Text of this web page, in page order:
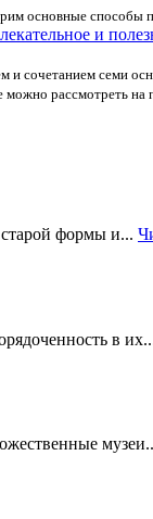
основные способы
и
и сочетанием семи
можно рассмотреть
старой формы и...
в